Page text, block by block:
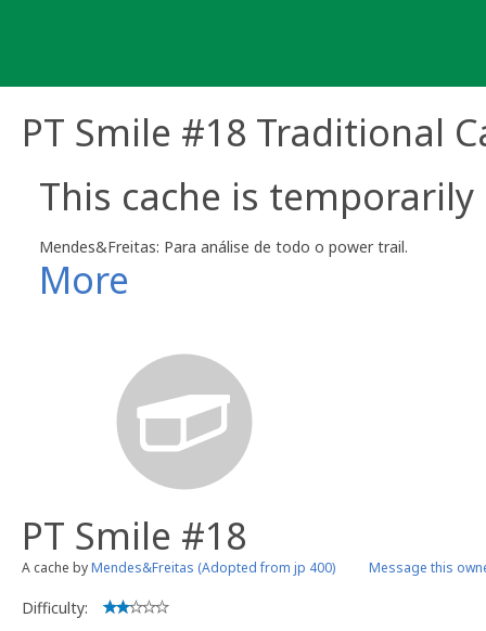
PT Smile #18 Traditional
This cache is
Mendes&Freitas: Para análise de todo o power trail.
More
PT Smile #18
A cache byMendes&Freitas (Adopted from jp 400) Message this
Difficulty: